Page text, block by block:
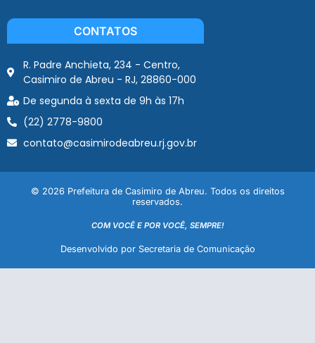
CONTATOS
R. Padre Anchieta, 234 - Centro,
Casimiro de Abreu - RJ, 28860-000
De segunda à sexta de 9h às 17h
(22) 2778-9800
contato@casimirodeabreu.rj.gov.br
© 2026 Prefeitura de Casimiro de Abreu. Todos os direitos
reservados.
COM VOCÊ E POR VOCÊ, SEMPRE!
Desenvolvido por Secretaria de Comunicação